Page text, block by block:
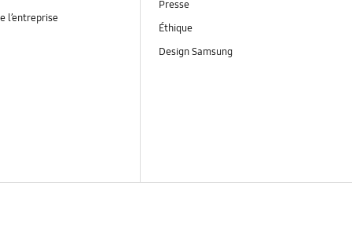
l’entreprise
Presse
Éthique
Design Samsung